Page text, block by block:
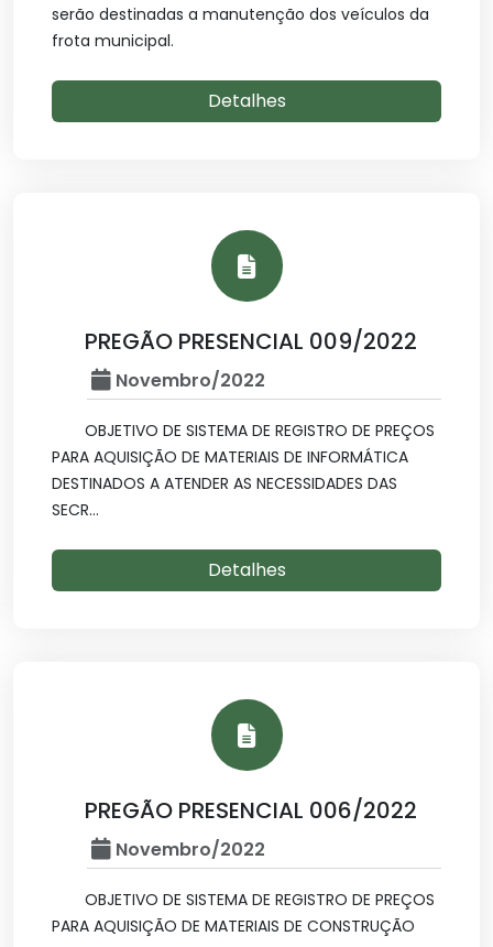
serão destinadas a manutenção dos veículos da
frota municipal.
Detalhes
PREGÃO PRESENCIAL 009/2022
Novembro/2022
OBJETIVO DE SISTEMA DE REGISTRO DE PREÇOS
PARA AQUISIÇÃO DE MATERIAIS DE INFORMÁTICA
DESTINADOS A ATENDER AS NECESSIDADES DAS
SECR...
Detalhes
PREGÃO PRESENCIAL 006/2022
Novembro/2022
OBJETIVO DE SISTEMA DE REGISTRO DE PREÇOS
PARA AQUISIÇÃO DE MATERIAIS DE CONSTRUÇÃO